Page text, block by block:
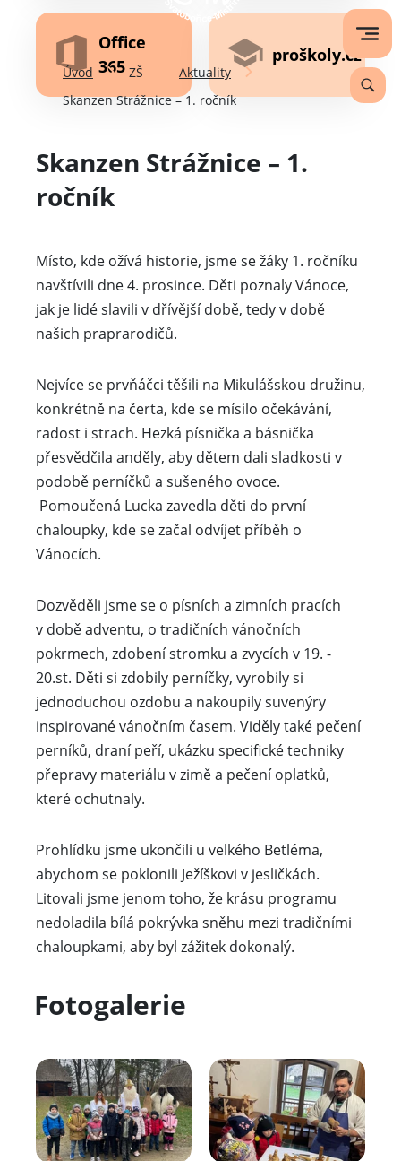
Office
365
proškoly.cz
Úvod ZŠ
Aktuality
Skanzen Strážnice – 1. ročník
Skanzen Strážnice – 1.
ročník
Místo, kde ožívá historie, jsme se žáky 1. ročníku
navštívili dne 4. prosince. Děti poznaly Vánoce,
jak je lidé slavili v dřívější době, tedy v době
našich praprarodičů.
Nejvíce se prvňáčci těšili na Mikulášskou družinu,
konkrétně na čerta, kde se mísilo očekávání,
radost i strach. Hezká písnička a básnička
přesvědčila anděly, aby dětem dali sladkosti v
podobě perníčků a sušeného ovoce.
Pomoučená Lucka zavedla děti do první
chaloupky, kde se začal odvíjet příběh o
Vánocích.
Dozvěděli jsme se o písních a zimních pracích
v době adventu, o tradičních vánočních
pokrmech, zdobení stromku a zvycích v 19. -
20.st. Děti si zdobily perníčky, vyrobily si
jednoduchou ozdobu a nakoupily suvenýry
inspirované vánočním časem. Viděly také pečení
perníků, draní peří, ukázku specifické techniky
přepravy materiálu v zimě a pečení oplatků,
které ochutnaly.
Prohlídku jsme ukončili u velkého Betléma,
abychom se poklonili Ježíškovi v jesličkách.
Litovali jsme jenom toho, že krásu programu
nedoladila bílá pokrývka sněhu mezi tradičními
chaloupkami, aby byl zážitek dokonalý.
Fotogalerie